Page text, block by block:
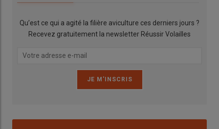
Qu’est ce qui a agité la filière aviculture ces derniers jours ?
Recevez gratuitement la newsletter Réussir Volailles